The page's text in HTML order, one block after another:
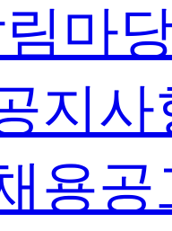
마
지사
용공